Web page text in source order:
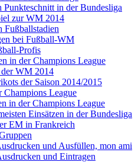
Punkteschnitt in der Bundesliga
zur WM 2014
Fußballstadien
bei Fußball-WM
Profis
in der Champions League
WM 2014
der Saison 2014/2015
Champions League
in der Champions League
Einsätzen in der Bundesliga
EM in Frankreich
und Ausfüllen, mon ami
und Eintragen